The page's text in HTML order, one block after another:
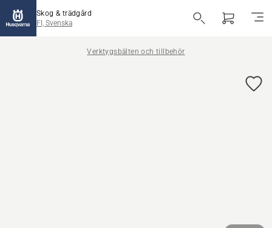
Skog & trädgård
FI, Svenska
Verktygsbälten och tillbehör